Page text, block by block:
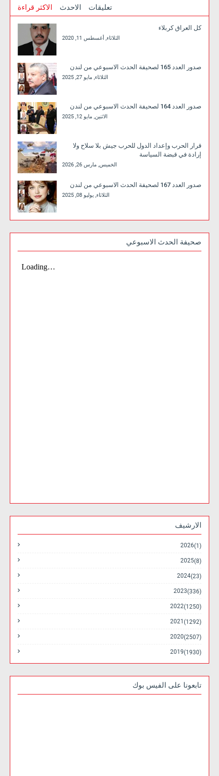
الاكثر قراءة الاحدث تعليقات
كل العراق كربلاء
الثلاثاء, أغسطس 11, 2020
صدور العدد 165 لصحيفة الحدث الاسبوعي من لندن
الثلاثاء, مايو 27, 2025
صدور العدد 164 لصحيفة الحدث الاسبوعي من لندن
الاثنين, مايو 12, 2025
قرار الحرب وإعداد الدول للحرب جيش بلا سلاح ولا
إرادة في قبضة السياسة
الخميس, مارس 26, 2026
صدور العدد 167 لصحيفة الحدث الاسبوعي من لندن
الثلاثاء, يوليو 08, 2025
صحيفة الحدث الاسبوعي
الارشيف
2026 (1)
2025 (8)
2024 (23)
2023 (336)
2022 (1250)
2021 (1292)
2020 (2507)
2019 (1930)
تابعونا على الفيس بوك